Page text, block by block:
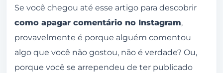
Se você chegou até esse artigo para descobrir
como apagar comentário no Instagram,
provavelmente é porque alguém comentou
algo que você não gostou, não é verdade? Ou,
porque você se arrependeu de ter publicado